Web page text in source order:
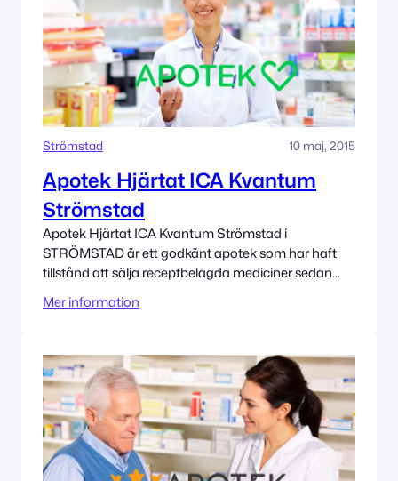
Strömstad 10 maj, 2015
Apotek Hjärtat ICA Kvantum
Strömstad
Apotek Hjärtat ICA Kvantum Strömstad i
STRÖMSTAD är ett godkänt apotek som har haft
tillstånd att sälja receptbelagda mediciner sedan
STRÖMSTAD Tillståndet innehas av Apotek Hjärtat
Mer information